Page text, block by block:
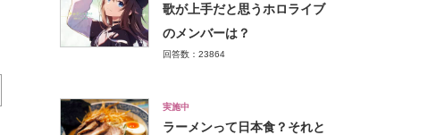
歌が上手だと思うホロライブ
のメンバーは？
回答数：23864
実施中
ラーメンって日本食？それと